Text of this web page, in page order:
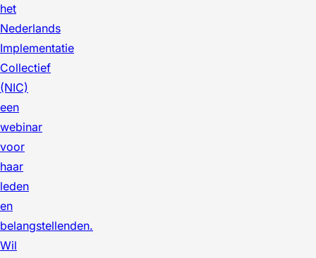
het
Nederlands
Implementatie
Collectief
(NIC)
een
webinar
voor
haar
leden
en
belangstellenden.
Wil